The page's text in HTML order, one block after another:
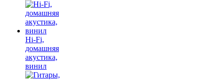
Hi-Fi,
домашняя
акустика,
винил